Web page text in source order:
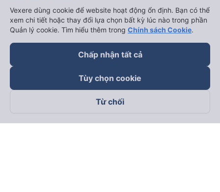
Theo dõi chúng tôi trên
Vexere dùng cookie để website hoạt động ổn định. Bạn có thể
xem chi tiết hoặc thay đổi lựa chọn bất kỳ lúc nào trong phần
Quản lý cookie. Tìm hiểu thêm trong Chính sách Cookie.
Chấp nhận tất cả
Tùy chọn cookie
Từ chối